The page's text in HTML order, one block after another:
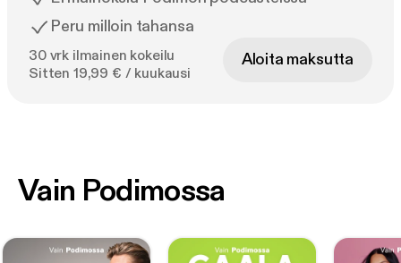
Peru milloin tahansa
30 vrk ilmainen kokeilu
Sitten 19,99 € / kuukausi
Aloita maksutta
Vain Podimossa